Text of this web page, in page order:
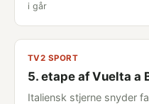
i går
TV2 SPORT
5. etape af Vuelta a
Italiensk stjerne snyder